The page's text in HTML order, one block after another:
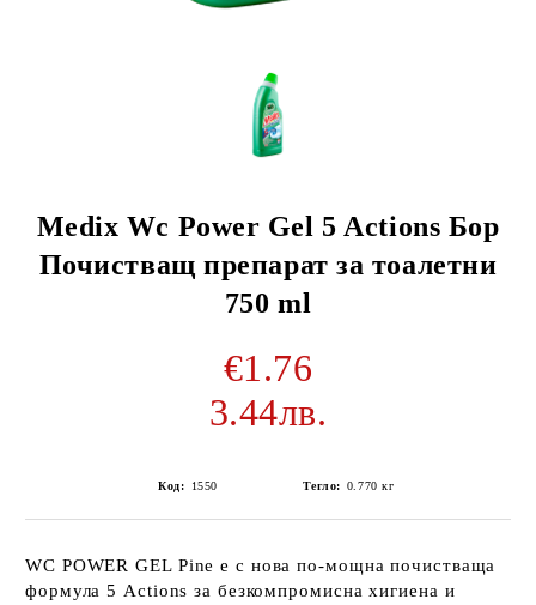
Medix Wc Power Gel 5 Actions Бор
Почистващ препарат за тоалетни
750 ml
€1.76
3.44лв.
Код: 1550 Тегло: 0.770 кг
WC POWER GEL Pine е с нова по-мощна почистваща
формула 5 Actions за безкомпромисна хигиенa и